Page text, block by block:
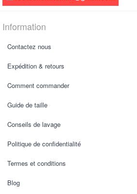
Information
Contactez nous
Expédition & retours
Comment commander
Guide de taille
Conseils de lavage
Politique de confidentialité
Termes et conditions
Blog